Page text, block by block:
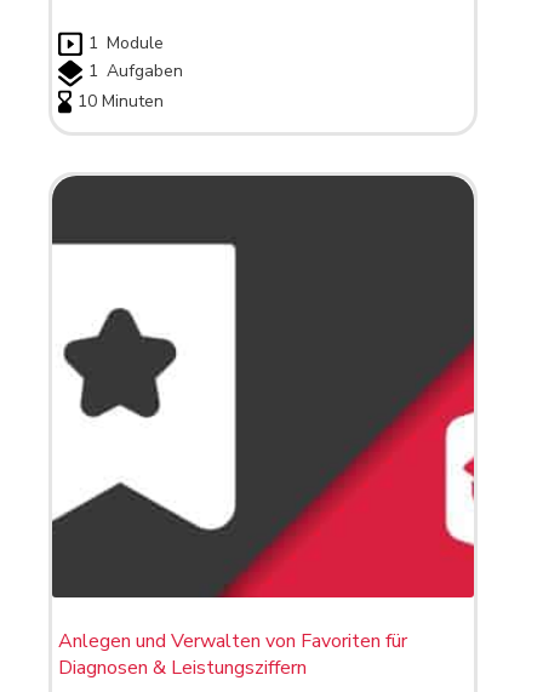
1 Module
1 Aufgaben
10 Minuten
Anlegen und Verwalten von Favoriten für
Diagnosen & Leistungsziffern